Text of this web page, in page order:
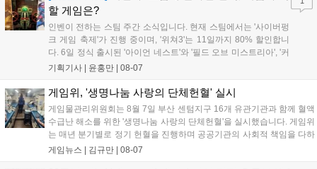
리'도 스팀에 정식 출시되었습니다....
할 게임은?
인벤이 전하는 스팀 주간 소식입니다. 현재 스팀에서는 '사이버펑
크 게임 축제'가 진행 중이며, '위쳐3'는 11일까지 80% 할인합니
다. 6일 정식 출시된 '아이언 네스트'와 '필드 오브 미스트리아', '커
세어 코브'가 호평받고 있습니다. 한편, 7일 출시된 '마블 투혼'은
다. 유비소프트의 '고스트리콘: 와일드랜드'는 7년 만의 대규모 업
데이트 '라스트 라이츠'와 함께 95% 할인 중입니다....
기획기사 | 윤홍만 08-07
게임위, '생명나눔 사랑의 단체헌혈' 실시
게임물관리위원회는 8월 7일 부산 센텀지구 16개 유관기관과 함께 혈액
수급난 해소를 위한 '생명나눔 사랑의 단체헌혈'을 실시했습니다. 게임위
는 매년 분기별로 정기 헌혈을 진행하며 공공기관의 사회적 책임을 다하
고 있으며, 이번 행사에는 영화진흥위원회 등 14개 기관 임직원이 동참
게임뉴스 | 김규만 08-07